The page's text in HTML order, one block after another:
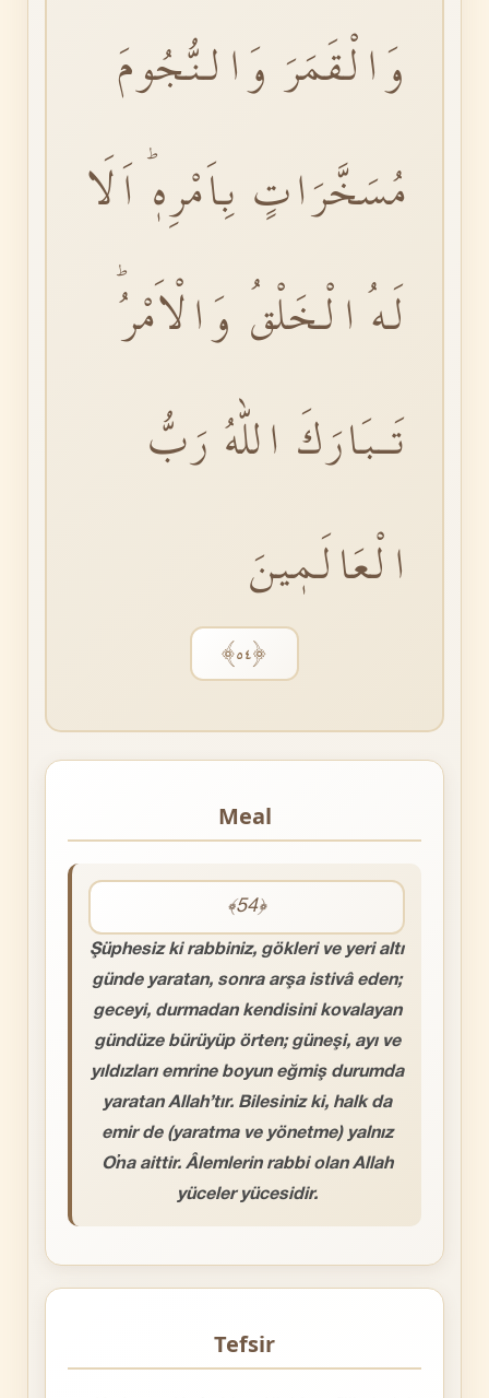
وَالْقَمَرَ وَالنُّجُومَ
مُسَخَّرَاتٍ بِاَمْرِهٖؕ اَلَا
لَهُ الْخَلْقُ وَالْاَمْرُؕ
تَـبَارَكَ اللّٰهُ رَبُّ
الْعَالَمٖينَ
﴿٥٤﴾
Meal
﴾54﴿
Şüphesiz ki rabbiniz, gökleri ve yeri altı
günde yaratan, sonra arşa istivâ eden;
geceyi, durmadan kendisini kovalayan
gündüze bürüyüp örten; güneşi, ayı ve
yıldızları emrine boyun eğmiş durumda
yaratan Allah’tır. Bilesiniz ki, halk da
emir de (yaratma ve yönetme) yalnız
O’na aittir. Âlemlerin rabbi olan Allah
yüceler yücesidir.
Tefsir